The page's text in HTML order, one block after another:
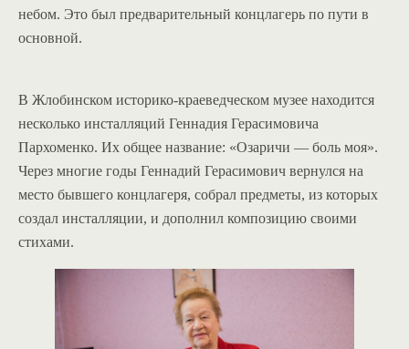
небом. Это был предварительный концлагерь по пути в
основной.
В Жлобинском историко-краеведческом музее находится
несколько инсталляций Геннадия Герасимовича
Пархоменко. Их общее название: «Озаричи — боль моя».
Через многие годы Геннадий Герасимович вернулся на
место бывшего концлагеря, собрал предметы, из которых
создал инсталляции, и дополнил композицию своими
стихами.